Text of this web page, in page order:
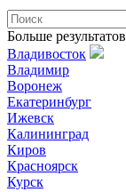
Больше результатов
Владивосток
Владимир
Воронеж
Екатеринбург
Ижевск
Калининград
Киров
Красноярск
Курск